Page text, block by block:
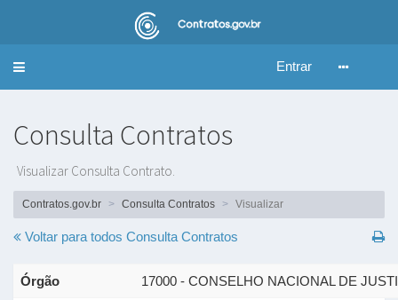
Alternar
Entrar
Consulta Contratos
Visualizar Consulta Contrato.
Contratos.gov.br Consulta Contratos Visualizar
Voltar para todos Consulta Contratos
Órgão 17000 - CONSELHO NACIONAL DE